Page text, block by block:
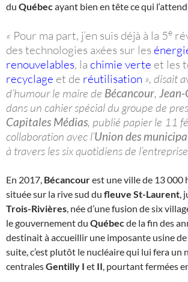
du Québecayant bien en tête ce qui l‘attend
« Pour ma part, j’en suis déjà à la 5e
des technologies axées sur les
renouvelables, la chimie verte et les
recyclage et de réutilisation », disait
d’humour le maire de Bécancour,
dans un cahier spécial du groupe de
Capitales Médias, publié papier le 11
collaboration avec l’Union des
à travers les six quotidiens de
En 2017, Bécancourest une ville de 13 000
située sur la rive sud du fleuve St-Laurent,
Trois-Rivières, née d’une fusion de six
le gouvernement du Québecde la fin des
destinait à accueillir une imposante usine de
suite, c’est plutôt le nucléaire qui lui fera un
centralesGentilly I et II, pourtant fermées